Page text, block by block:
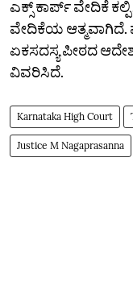
ಎಕ್ಸ್‌ ಕಾರ್ಪ್‌ ವೇದಿಕೆ
ವೇದಿಕೆಯ ಆತ್ಮವಾಗಿದೆ.
ಏಕಸದಸ್ಯ ಪೀಠದ
ವಿವರಿಸಿದೆ.
Karnataka High Court
Justice M Nagaprasanna